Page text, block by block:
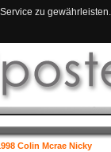
zu
Colin Mcrae Nicky